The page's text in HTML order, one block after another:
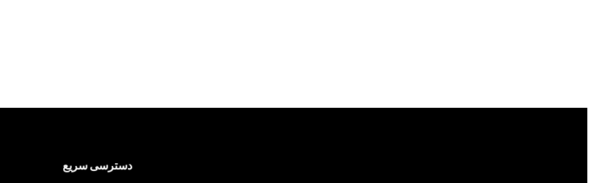
دسترسی سریع